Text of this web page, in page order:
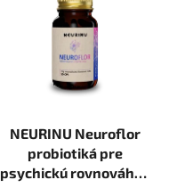
NEURINU Neuroflor
probiotiká pre
psychickú rovnováhu -